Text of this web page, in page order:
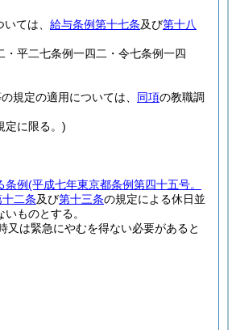
いては、 給与条例第十七条及び第十八
平二七条例一四二・令七条例一四
規定の適用については、 同項の教職調
定に限る。)
条例(平成七年東京都条例第四十五号。
二条及び第十三条の規定による休日並
いものとする。
は緊急にやむを得ない必要があると